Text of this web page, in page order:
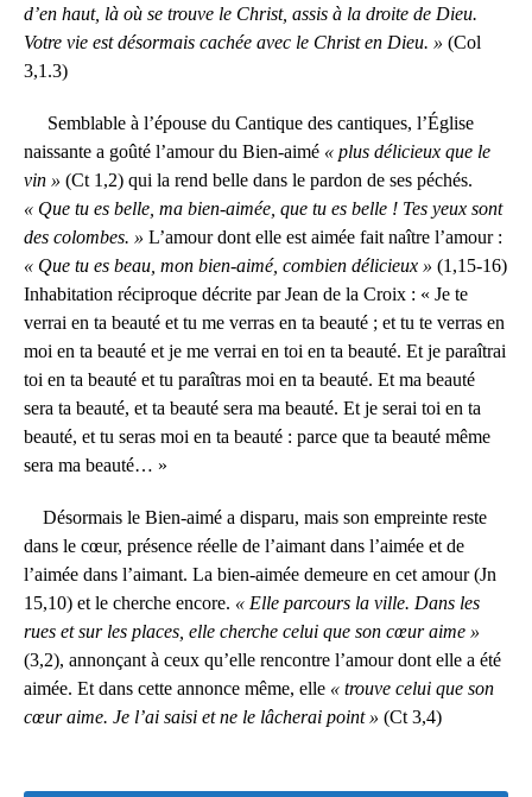
d’en haut, là où se trouve le Christ, assis à la droite de Dieu.
Votre vie est désormais cachée avec le Christ en Dieu. » (Col
3,1.3)
Semblable à l’épouse du Cantique des cantiques, l’Église
naissante a goûté l’amour du Bien-aimé « plus délicieux que le
vin » (Ct 1,2) qui la rend belle dans le pardon de ses péchés.
« Que tu es belle, ma bien-aimée, que tu es belle ! Tes yeux sont
des colombes. » L’amour dont elle est aimée fait naître l’amour :
« Que tu es beau, mon bien-aimé, combien délicieux » (1,15-16)
Inhabitation réciproque décrite par Jean de la Croix : « Je te
verrai en ta beauté et tu me verras en ta beauté ; et tu te verras en
moi en ta beauté et je me verrai en toi en ta beauté. Et je paraîtrai
toi en ta beauté et tu paraîtras moi en ta beauté. Et ma beauté
sera ta beauté, et ta beauté sera ma beauté. Et je serai toi en ta
beauté, et tu seras moi en ta beauté : parce que ta beauté même
sera ma beauté… »
Désormais le Bien-aimé a disparu, mais son empreinte reste
dans le cœur, présence réelle de l’aimant dans l’aimée et de
l’aimée dans l’aimant. La bien-aimée demeure en cet amour (Jn
15,10) et le cherche encore. « Elle parcours la ville. Dans les
rues et sur les places, elle cherche celui que son cœur aime »
(3,2), annonçant à ceux qu’elle rencontre l’amour dont elle a été
aimée. Et dans cette annonce même, elle « trouve celui que son
cœur aime. Je l’ai saisi et ne le lâcherai point » (Ct 3,4)